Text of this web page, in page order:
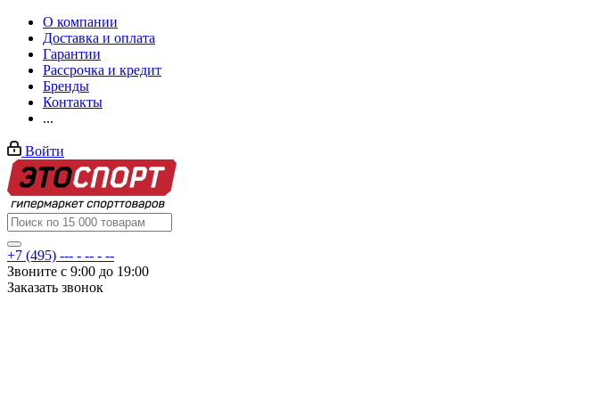
О компании
Доставка и оплата
Гарантии
Рассрочка и кредит
Бренды
Контакты
...
Войти
+7 (495) --- - -- - --
Звоните с 9:00 до 19:00
Заказать звонок